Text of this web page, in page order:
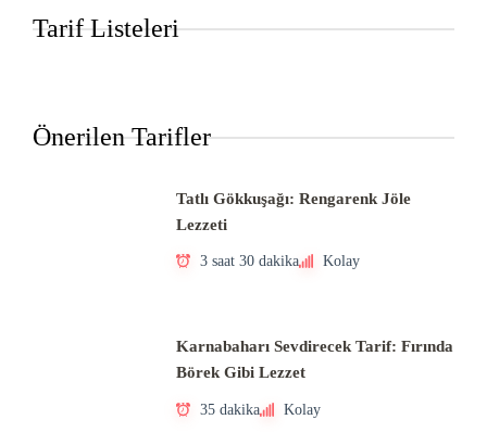
Tarif Listeleri
Önerilen Tarifler
Tatlı Gökkuşağı: Rengarenk Jöle
Lezzeti
3 saat 30 dakika Kolay
Karnabaharı Sevdirecek Tarif: Fırında
Börek Gibi Lezzet
35 dakika Kolay